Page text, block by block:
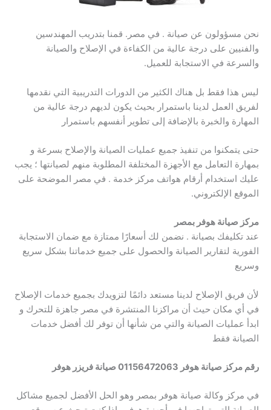
نحن مسؤولون عن صيانة . في مصر. قمنا بتدريب المهندسين
والفنيين على درجة عالية من الكفاءة في الإصلاح والصيانة
والسرعة في الاستجابة للعميل.
ليس هذا فقط بل هناك الكثير من الدورات التدريبية التي نقدمها
لفريق العمل لدينا باستمرار بحيث يكون لديهم درجة عالية من
المهارة والخبرة بالإضافة إلى تطوير أنفسهم باستمرار
حتى يتمكنوا من تنفيذ جميع عمليات الصيانة والإصلاح بسرعة و
بمهارة التعامل مع الأجهزة المختلفة المطلوبة منهم لصيانتها ؛ يجب
عليك استخدام أرقام هواتف مركز خدمة . في مصر الموضحة على
الموقع الإلكتروني.
مركز صيانة هوفر بمصر
عند تكليفك بصيانة . نضمن لك أسعارًا ممتازة مع ضمان الاستجابة
الفورية لتقارير الصيانة والحصول على جميع خدماتنا بشكل سريع
وسريع
لأن فريق الإصلاح لدينا مستعد دائمًا لتزويدك بجميع خدمات الإصلاح
في أي مكان حيث أن مراكزنا المنتشرة في مصر جاهزة للتحرك و
ابدأ عمليات الصيانة والتي من شأنها أن توفر لك أفضل خدمات
الصيانة فقط
رقم مركز صيانة هوفر 01156472063 صيانة فريزر هوفر
في مركز وكالة صيانة هوفر بمصر وهو الحل الأفضل لجميع مشاكل